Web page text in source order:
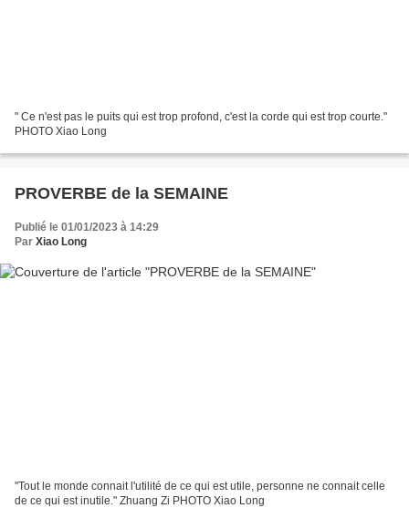
" Ce n'est pas le puits qui est trop profond, c'est la corde qui est trop courte."
PHOTO Xiao Long
PROVERBE de la SEMAINE
Publié le 01/01/2023 à 14:29
Par Xiao Long
"Tout le monde connait l'utilité de ce qui est utile, personne ne connait celle
de ce qui est inutile." Zhuang Zi PHOTO Xiao Long